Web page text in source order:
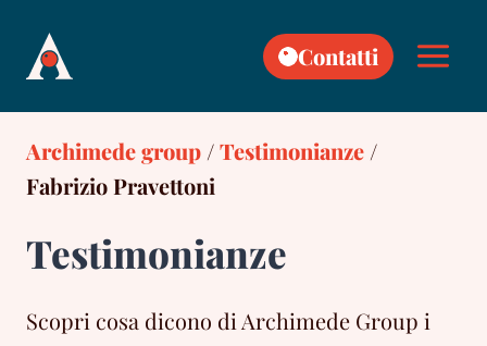
content
Contatti
Archimede group/Testimonianze/
Fabrizio Pravettoni
Testimonianze
Scopri cosa dicono di Archimede Group i